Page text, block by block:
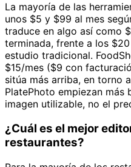
La mayoría de las
unos $5 y $99 al mes
traduce en algo así como
terminada, frente a los
estudio tradicional.
$15/mes ($9 con
sitúa más arriba, en torno
PlatePhoto empiezan
imagen utilizable, no el
¿Cuál es el mejor
restaurantes?